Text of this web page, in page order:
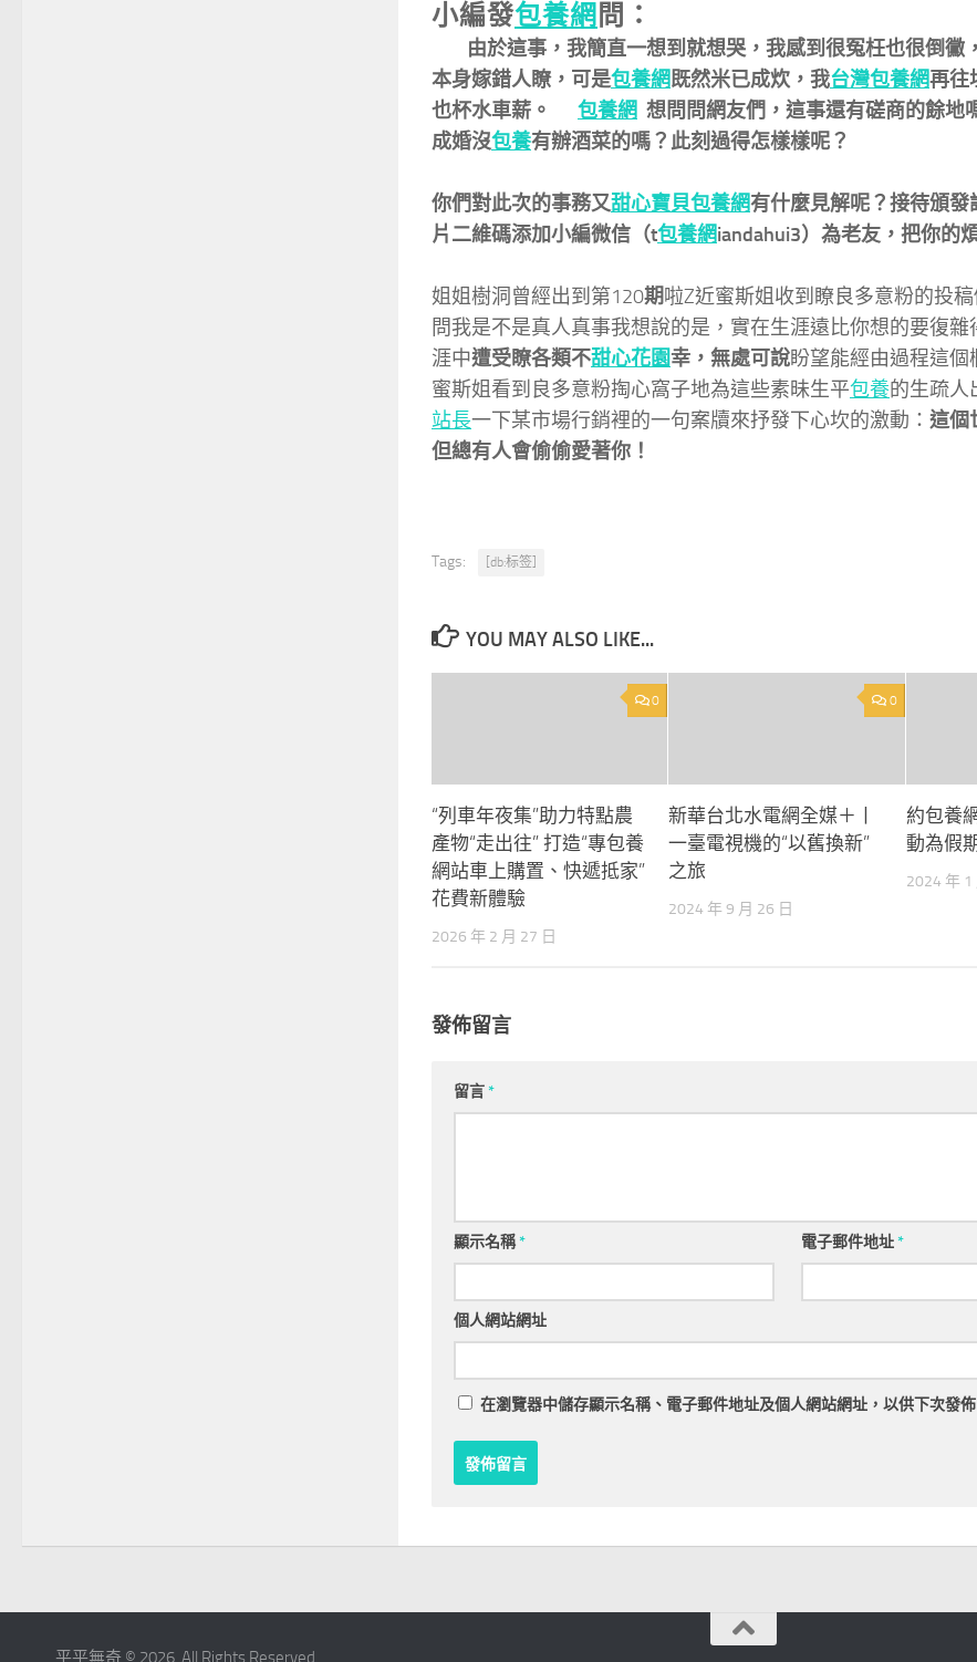
小編發包養網 問：
由於這事，我簡直一想到就想哭，我感到很冤枉也很倒黴
本身嫁錯人瞭，可是包養網既然米已成炊，我台灣包養網再往
也杯水車薪。
包養網 想問問網友們，這事還有磋商的餘地
成婚沒包養有辦酒菜的嗎？此刻過得怎樣樣呢？
你們對此次的事務又甜心寶貝包養網有什麼見解呢？接待頒發
片二維碼添加小編微信（t包養網iandahui3）為老友，把你的
姐姐樹洞曾經出到第120期啦Z近蜜斯姐收到瞭良多意粉的投
問我是不是真人真事我想說的是，實在生涯遠比你想的要復雜
涯中遭受瞭各類不甜心花園幸，無處可說盼望能經由過程這
蜜斯姐看到良多意粉掏心窩子地為這些素昧生平包養的生疏人
站長一下某市場行銷裡的一句案牘來抒發下心坎的激動： 這個
但總有人會偷偷愛著你！
Tags: [db:标签]
YOU MAY ALSO LIKE...
0
“列車年夜集”助力特點農
產物“走出往” 打造“專包養
網站車上購置、快遞抵家”
花費新體驗
2026 年 2 月 27 日
0
新華台北水電網全媒＋丨
一臺電視機的“以舊換新”
之旅
2024 年 9 月 26 日
約包養
動為假
2024 年 1
發佈留言
留言*
顯示名稱* 電子郵件地址*
個人網站網址
在瀏覽器中儲存顯示名稱、電子郵件地址及個人網站網址，以供下次發
平平無奇 © 2026. All Rights Reserved.